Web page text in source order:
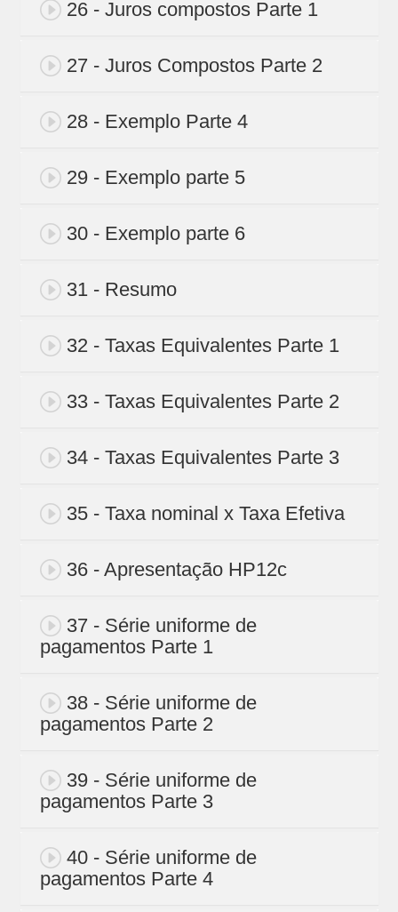
26 - Juros compostos Parte 1
27 - Juros Compostos Parte 2
28 - Exemplo Parte 4
29 - Exemplo parte 5
30 - Exemplo parte 6
31 - Resumo
32 - Taxas Equivalentes Parte 1
33 - Taxas Equivalentes Parte 2
34 - Taxas Equivalentes Parte 3
35 - Taxa nominal x Taxa Efetiva
36 - Apresentação HP12c
37 - Série uniforme de
pagamentos Parte 1
38 - Série uniforme de
pagamentos Parte 2
39 - Série uniforme de
pagamentos Parte 3
40 - Série uniforme de
pagamentos Parte 4